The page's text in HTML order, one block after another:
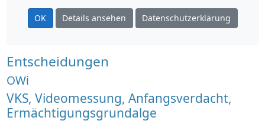
OK Details ansehen Datenschutzerklärung
Entscheidungen
OWi
VKS, Videomessung, Anfangsverdacht,
Ermächtigungsgrundalge